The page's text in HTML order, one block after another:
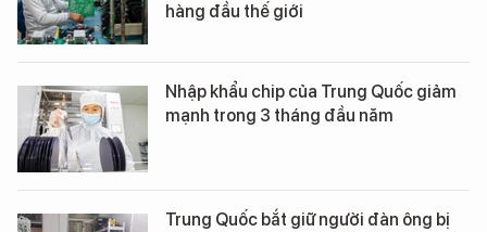
hàng đầu thế giới
Nhập khẩu chip của Trung Quốc giảm
mạnh trong 3 tháng đầu năm
Trung Quốc bắt giữ người đàn ông bị